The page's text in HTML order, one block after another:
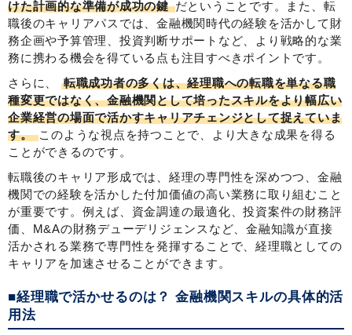
けた計画的な準備が成功の鍵だということです。また、転
職後のキャリアパスでは、金融機関時代の経験を活かして財
務企画や予算管理、投資判断サポートなど、より戦略的な業
務に携わる機会を得ている点も注目すべきポイントです。
さらに、
転職成功者の多くは、経理職への転職を単なる職
種変更ではなく、金融機関として培ったスキルをより幅広い
企業経営の場面で活かすキャリアチェンジとして捉えていま
す。 このような視点を持つことで、より大きな成果を得る
ことができるのです。
転職後のキャリア形成では、経理の専門性を深めつつ、金融
機関での経験を活かした付加価値の高い業務に取り組むこと
が重要です。例えば、資金調達の最適化、投資案件の財務評
価、M&Aの財務デューデリジェンスなど、金融知識が直接
活かされる業務で専門性を発揮することで、経理職としての
キャリアを加速させることができます。
■経理職で活かせるのは？ 金融機関スキルの具体的活
用法